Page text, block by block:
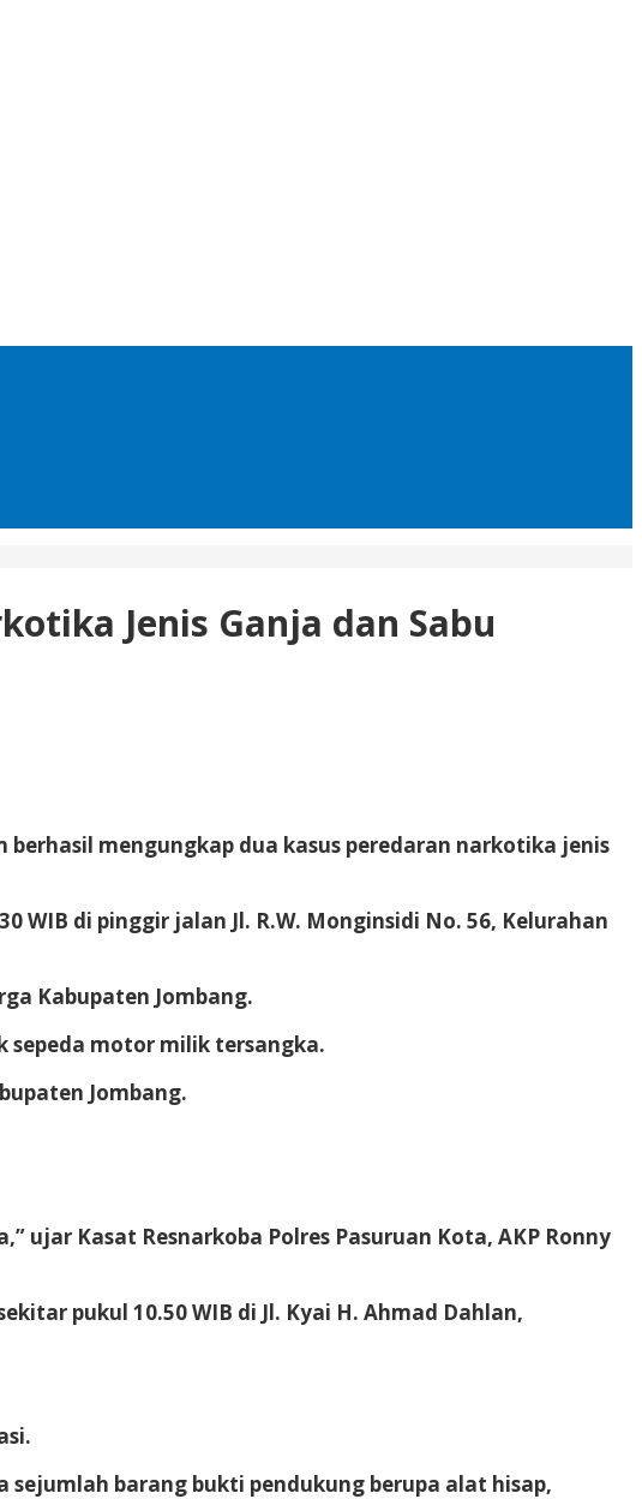
Jenis Ganja dan Sabu
berhasil mengungkap dua kasus peredaran narkotika jenis
WIB di pinggir jalan Jl. R.W. Monginsidi No. 56, Kelurahan
Kabupaten Jombang.
sepeda motor milik tersangka.
Jombang.
ujar Kasat Resnarkoba Polres Pasuruan Kota, AKP Ronny
pukul 10.50 WIB di Jl. Kyai H. Ahmad Dahlan,
barang bukti pendukung berupa alat hisap,